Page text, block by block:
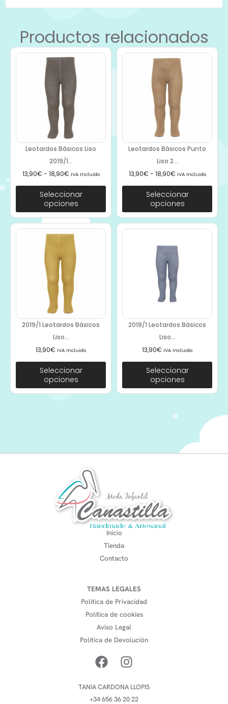
Productos relacionados
Leotardos Básicos Liso
2019/1...
13,90€ - 18,90€ IVA Incluido
Seleccionar
opciones
Leotardos Básicos Punto
Liso 2...
13,90€ - 18,90€ IVA Incluido
Seleccionar
opciones
2019/1 Leotardos Básicos
Liso...
13,90€ IVA Incluido
Seleccionar
opciones
2019/1 Leotardos Básicos
Liso...
13,90€ IVA Incluido
Seleccionar
opciones
Inicio
Tienda
Contacto
TEMAS LEGALES
Política de Privacidad
Política de cookies
Aviso Legal
Política de Devolución
TANIA CARDONA LLOPIS
+34 656 36 20 22